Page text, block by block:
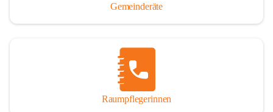
Gemeinderäte
Raumpflegerinnen